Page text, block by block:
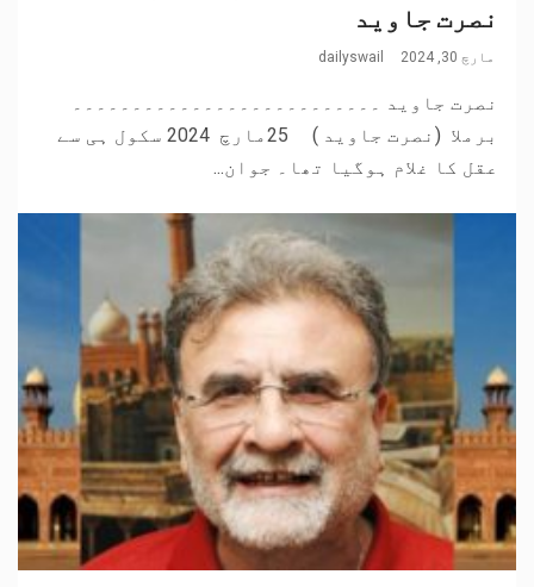
نصرت جاوید
مارچ 30, 2024 dailyswail
نصرت جاوید ۔۔۔۔۔۔۔۔۔۔۔۔۔۔۔۔۔۔۔۔۔۔۔۔۔۔
برملا (نصرت جاوید ) 25مارچ 2024 سکول ہی سے
عقل کا غلام ہوگیا تھا۔ جوان...